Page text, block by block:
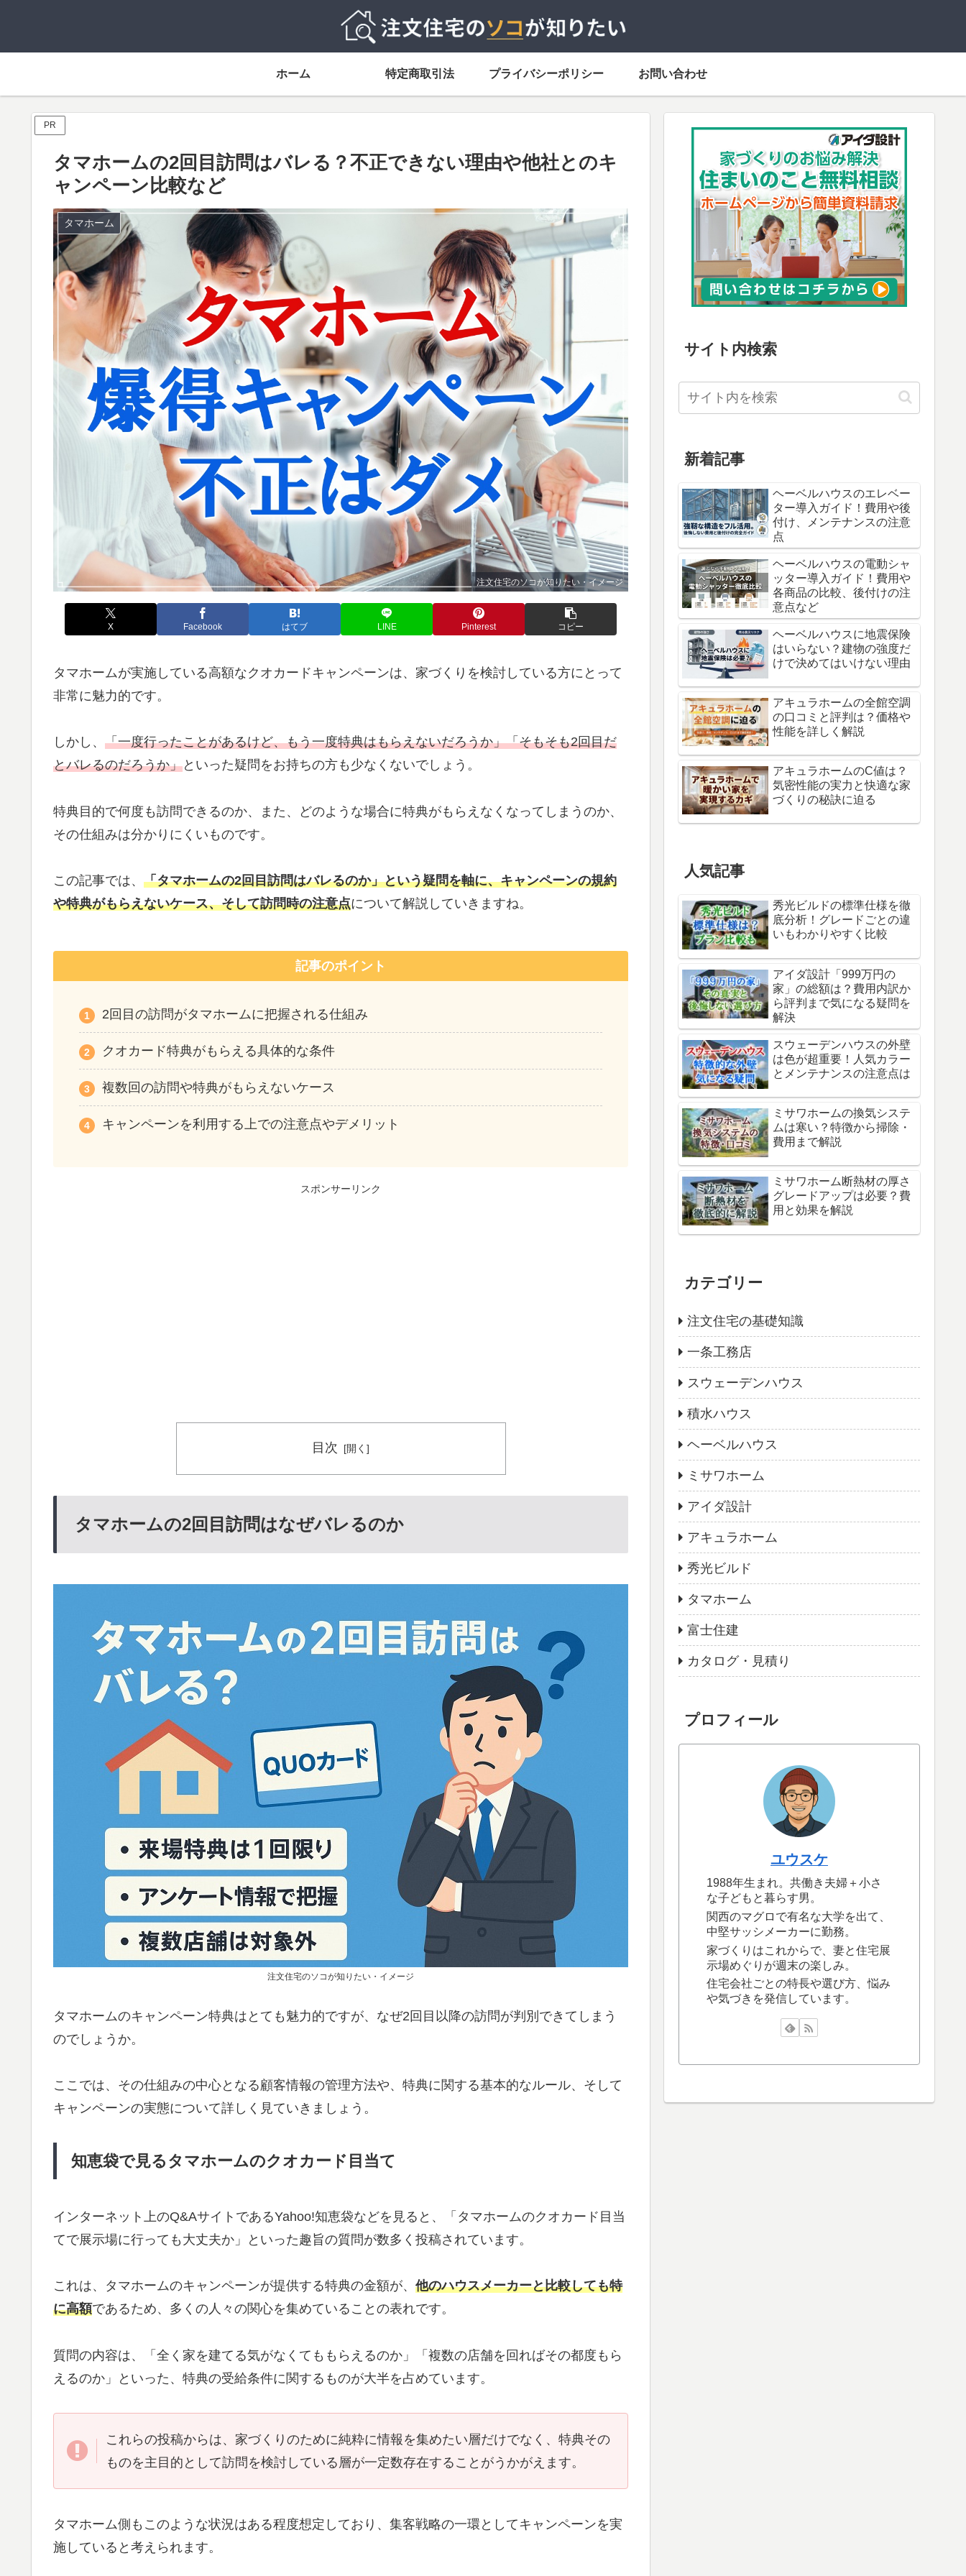
ホーム 特定商取引法 プライバシーポリシー お問い合わせ
PR
タマホームの2回目訪問はバレる？不正できない理由や他社とのキ
ャンペーン比較など
タマホーム
注文住宅のソコが知りたい・イメージ
X Facebook はてブ LINE Pinterest コピー
タマホームが実施している高額なクオカードキャンペーンは、家づくりを検討している方にとって
非常に魅力的です。
しかし、 「一度行ったことがあるけど、もう一度特典はもらえないだろうか」「そもそも2回目だ
とバレるのだろうか」といった疑問をお持ちの方も少なくないでしょう。
特典目的で何度も訪問できるのか、また、どのような場合に特典がもらえなくなってしまうのか、
その仕組みは分かりにくいものです。
この記事では、 「タマホームの2回目訪問はバレるのか」という疑問を軸に、キャンペーンの規約
や特典がもらえないケース、そして訪問時の注意点について解説していきますね。
記事のポイント
2回目の訪問がタマホームに把握される仕組み
クオカード特典がもらえる具体的な条件
複数回の訪問や特典がもらえないケース
キャンペーンを利用する上での注意点やデメリット
スポンサーリンク
目次
タマホームの2回目訪問はなぜバレるのか
注文住宅のソコが知りたい・イメージ
タマホームのキャンペーン特典はとても魅力的ですが、なぜ2回目以降の訪問が判別できてしまう
のでしょうか。
ここでは、その仕組みの中心となる顧客情報の管理方法や、特典に関する基本的なルール、そして
キャンペーンの実態について詳しく見ていきましょう。
知恵袋で見るタマホームのクオカード目当て
インターネット上のQ&AサイトであるYahoo!知恵袋などを見ると、「タマホームのクオカード目当
てで展示場に行っても大丈夫か」といった趣旨の質問が数多く投稿されています。
これは、タマホームのキャンペーンが提供する特典の金額が、 他のハウスメーカーと比較しても特
に高額であるため、多くの人々の関心を集めていることの表れです。
質問の内容は、「全く家を建てる気がなくてももらえるのか」「複数の店舗を回ればその都度もら
えるのか」といった、特典の受給条件に関するものが大半を占めています。
これらの投稿からは、家づくりのために純粋に情報を集めたい層だけでなく、特典その
ものを主目的として訪問を検討している層が一定数存在することがうかがえます。
タマホーム側もこのような状況はある程度想定しており、集客戦略の一環としてキャンペーンを実
施していると考えられます。
サイト内検索
新着記事
ヘーベルハウスのエレベー
ター導入ガイド！費用や後
付け、メンテナンスの注意
点
ヘーベルハウスの電動シャ
ッター導入ガイド！費用や
各商品の比較、後付けの注
意点など
ヘーベルハウスに地震保険
はいらない？建物の強度だ
けで決めてはいけない理由
アキュラホームの全館空調
の口コミと評判は？価格や
性能を詳しく解説
アキュラホームのC値は？
気密性能の実力と快適な家
づくりの秘訣に迫る
人気記事
秀光ビルドの標準仕様を徹
底分析！グレードごとの違
いもわかりやすく比較
アイダ設計「999万円の
家」の総額は？費用内訳か
ら評判まで気になる疑問を
解決
スウェーデンハウスの外壁
は色が超重要！人気カラー
とメンテナンスの注意点は
ミサワホームの換気システ
ムは寒い？特徴から掃除・
費用まで解説
ミサワホーム断熱材の厚さ
グレードアップは必要？費
用と効果を解説
カテゴリー
注文住宅の基礎知識
一条工務店
スウェーデンハウス
積水ハウス
ヘーベルハウス
ミサワホーム
アイダ設計
アキュラホーム
秀光ビルド
タマホーム
富士住建
カタログ・見積り
プロフィール
ユウスケ
1988年生まれ。共働き夫婦＋小さ
な子どもと暮らす男。
関西のマグロで有名な大学を出て、
中堅サッシメーカーに勤務。
家づくりはこれからで、妻と住宅展
示場めぐりが週末の楽しみ。
住宅会社ごとの特長や選び方、悩み
や気づきを発信しています。